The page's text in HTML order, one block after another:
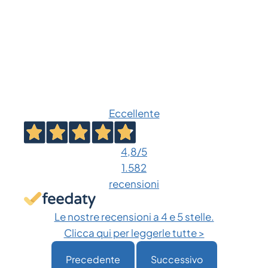
Eccellente
4,8/5
1.582
recensioni
Le nostre recensioni a 4 e 5 stelle.
Clicca qui per leggerle tutte >
Precedente Successivo